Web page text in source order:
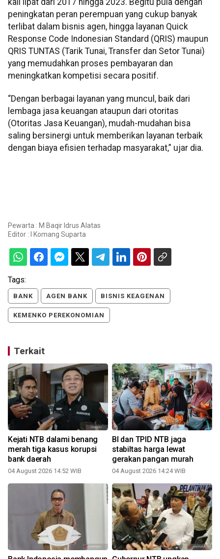
peningkatan peran perempuan yang cukup banyak
terlibat dalam bisnis agen, hingga layanan Quick
Response Code Indonesian Standard (QRIS) maupun
QRIS TUNTAS (Tarik Tunai, Transfer dan Setor Tunai)
yang memudahkan proses pembayaran dan
meningkatkan kompetisi secara positif.
“Dengan berbagai layanan yang muncul, baik dari
lembaga jasa keuangan ataupun dari otoritas
(Otoritas Jasa Keuangan), mudah-mudahan bisa
saling bersinergi untuk memberikan layanan terbaik
dengan biaya efisien terhadap masyarakat,” ujar dia.
Pewarta : M Baqir Idrus Alatas
Editor :
I Komang Suparta
Tags:
BANK AGEN BANK BISNIS KEAGENAN
KEMENKO PEREKONOMIAN
Terkait
Kejati NTB dalami benang
merah tiga kasus korupsi
bank daerah
04 August 2026 14:52 WIB
BI dan TPID NTB jaga
stabiltas harga lewat
gerakan pangan murah
04 August 2026 14:24 WIB